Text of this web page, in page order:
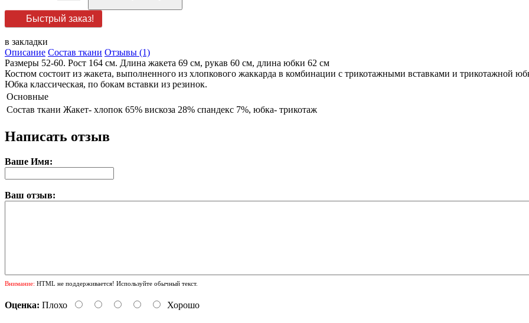
Быстрый заказ!
в закладки
Описание Состав ткани Отзывы (1)
Размеры 52-60. Рост 164 см. Длина жакета 69 см, рукав 60 см, длина юбки 62 см
Костюм состоит из жакета, выполненного из хлопкового жаккарда в комбинации с трикотажными вставками и трикотажной
Юбка классическая, по бокам вставки из резинок.
Основные
Состав ткани Жакет- хлопок 65% вискоза 28% спандекс 7%, юбка- трикотаж
Написать отзыв
Ваше Имя:
Ваш отзыв:
Внимание: HTML не поддерживается! Используйте обычный текст.
Оценка: Плохо Хорошо